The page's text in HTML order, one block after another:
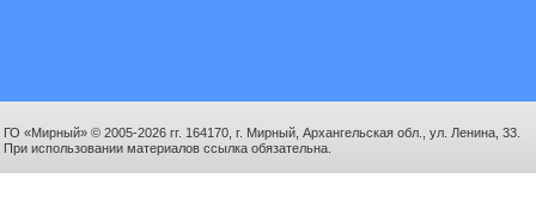
ГО «Мирный» © 2005-2026 гг. 164170, г. Мирный, Архангельская обл., ул. Ленина, 33.
При использовании материалов ссылка обязательна.